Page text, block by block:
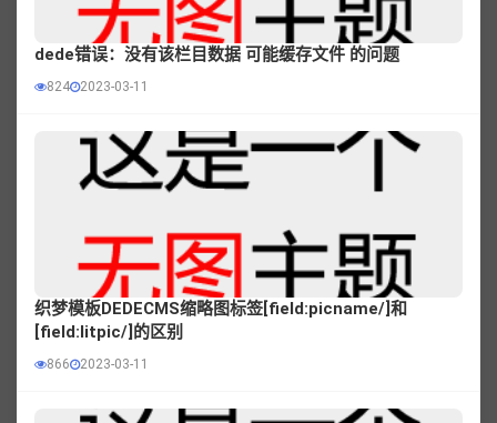
dede错误：没有该栏目数据 可能缓存文件 的问题
824 2023-03-11
织梦模板DEDECMS缩略图标签[field:picname/]和
[field:litpic/]的区别
866 2023-03-11